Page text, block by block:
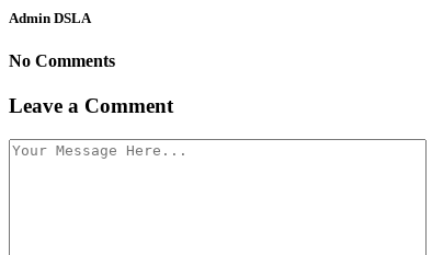
Admin DSLA
No Comments
Leave a Comment